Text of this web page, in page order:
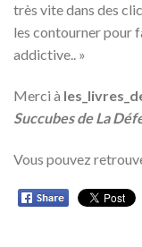
très vite dans des
les contourner pour
addictive.. »
Merci à
Succubes de La
Vous pouvez